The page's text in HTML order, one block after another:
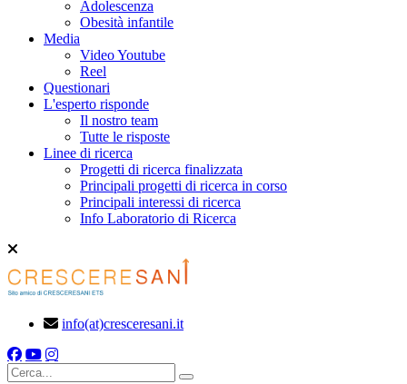
Adolescenza
Obesità infantile
Media
Video Youtube
Reel
Questionari
L'esperto risponde
Il nostro team
Tutte le risposte
Linee di ricerca
Progetti di ricerca finalizzata
Principali progetti di ricerca in corso
Principali interessi di ricerca
Info Laboratorio di Ricerca
info(at)cresceresani.it
Cerca